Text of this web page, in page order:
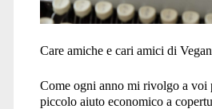
Care amiche e cari amici di
Come ogni anno mi rivolgo a voi
piccolo aiuto economico a